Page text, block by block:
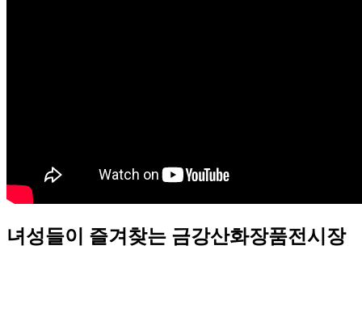
녀성들이 즐겨찾는 금강산화장품전시장